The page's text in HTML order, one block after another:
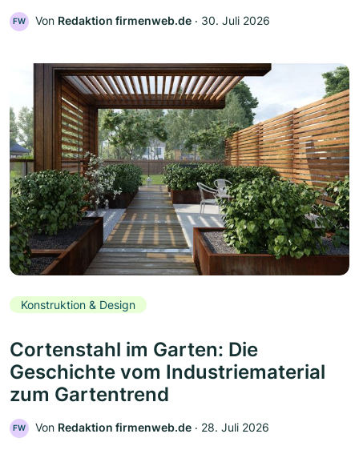
FW Von Redaktion firmenweb.de ‧ 30. Juli 2026
Konstruktion & Design
Cortenstahl im Garten: Die
Geschichte vom Industriematerial
zum Gartentrend
FW Von Redaktion firmenweb.de ‧ 28. Juli 2026